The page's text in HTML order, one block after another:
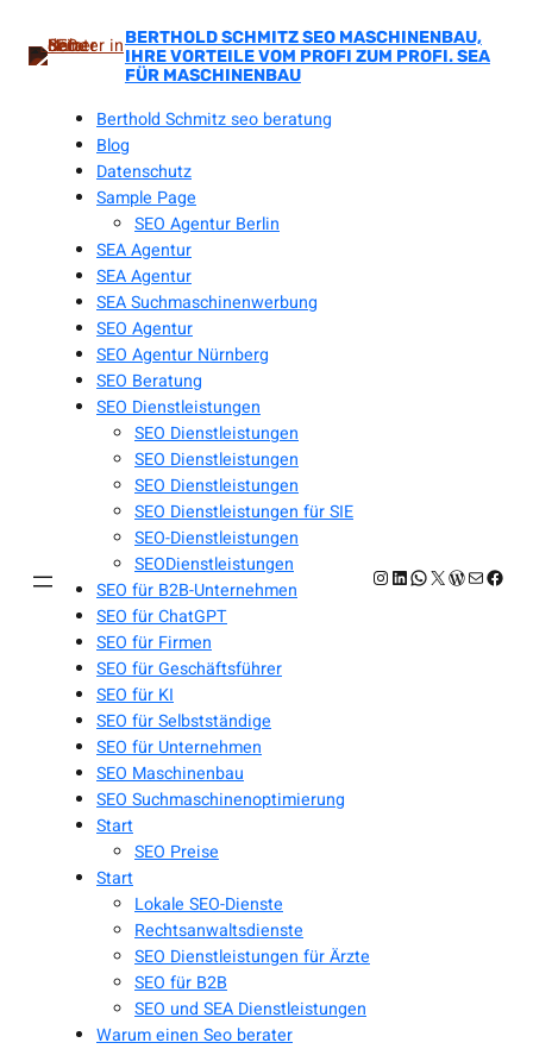
springen
BERTHOLD SCHMITZ SEO MASCHINENBAU,
IHRE VORTEILE VOM PROFI ZUM PROFI. SEA
FÜR MASCHINENBAU
Berthold Schmitz seo beratung
Blog
Datenschutz
Sample Page
SEO Agentur Berlin
SEA Agentur
SEA Agentur
SEA Suchmaschinenwerbung
SEO Agentur
SEO Agentur Nürnberg
SEO Beratung
SEO Dienstleistungen
SEO Dienstleistungen
SEO Dienstleistungen
SEO Dienstleistungen
SEO Dienstleistungen für SIE
SEO-Dienstleistungen
SEODienstleistungen
SEO für B2B-Unternehmen
SEO für ChatGPT
SEO für Firmen
SEO für Geschäftsführer
SEO für KI
SEO für Selbstständige
SEO für Unternehmen
SEO Maschinenbau
SEO Suchmaschinenoptimierung
Start
SEO Preise
Start
Lokale SEO-Dienste
Rechtsanwaltsdienste
SEO Dienstleistungen für Ärzte
SEO für B2B
SEO und SEA Dienstleistungen
Warum einen Seo berater
Instagram
LinkedIn
WhatsApp
X E-Mail